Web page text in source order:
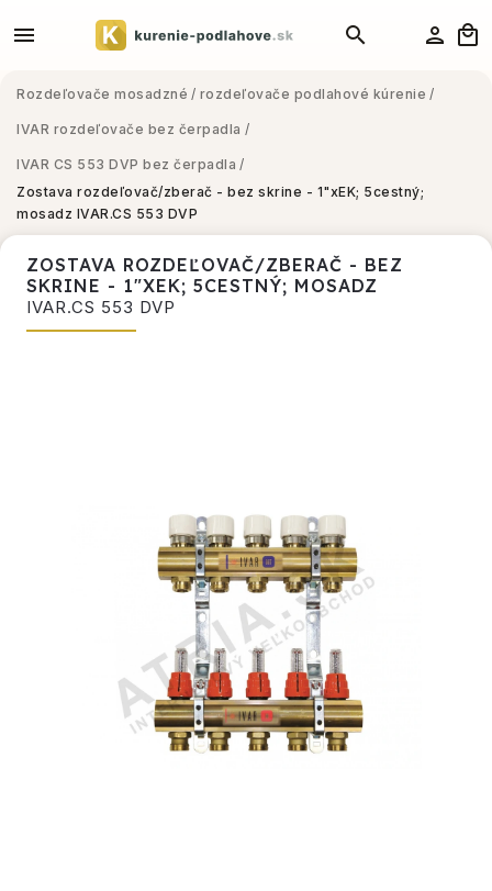
Rozdeľovače mosadzné / rozdeľovače podlahové kúrenie /
IVAR rozdeľovače bez čerpadla /
IVAR CS 553 DVP bez čerpadla /
Zostava rozdeľovač/zberač - bez skrine - 1"xEK; 5cestný;
mosadz IVAR.CS 553 DVP
ZOSTAVA ROZDEĽOVAČ/ZBERAČ - BEZ
SKRINE - 1"XEK; 5CESTNÝ; MOSADZ
IVAR.CS 553 DVP